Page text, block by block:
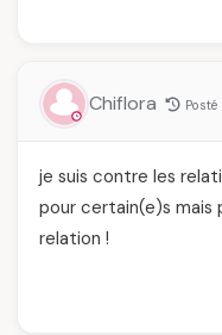
Chiflora
je suis contre les
pour certain(e)s
relation !